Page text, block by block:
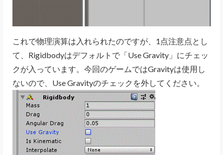
これで物理演算は入れられたのですが、1点注意点とし
て、Rigidbodyはデフォルトで「Use Gravity」にチェッ
クが入っています。今回のゲームではGravityは使用し
ないので、Use Gravityのチェックを外してください。